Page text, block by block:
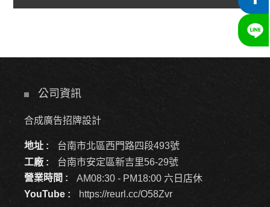
公司資訊
合成廣告招牌設計
地址 :
台南市北區西門路四段493號
工廠 :
台南市安定區新吉里56-29號
營業時間 :
AM08:30 - PM18:00 六日店休
YouTube :
https://reurl.cc/O58Zvr